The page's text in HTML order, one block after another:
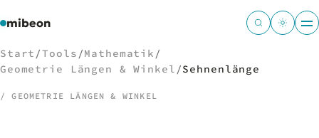
mibeon
Start /Tools /Mathematik /
Geometrie Längen & Winkel /Sehnenlänge
/ GEOMETRIE LÄNGEN & WINKEL